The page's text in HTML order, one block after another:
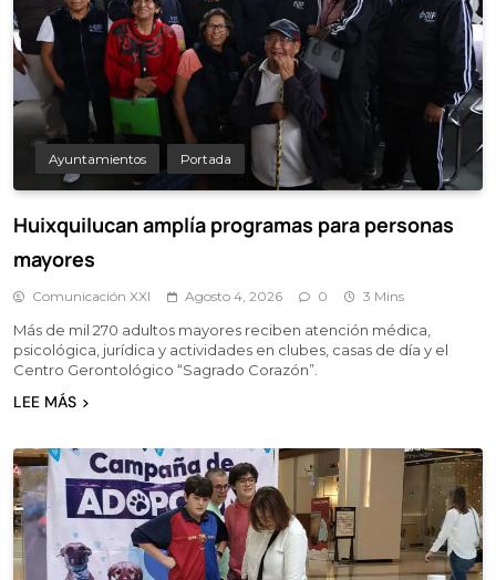
Ayuntamientos Portada
Huixquilucan amplía programas para personas
mayores
Comunicación XXI Agosto 4, 2026 0 3 Mins
Más de mil 270 adultos mayores reciben atención médica,
psicológica, jurídica y actividades en clubes, casas de día y el
Centro Gerontológico “Sagrado Corazón”.
LEE MÁS